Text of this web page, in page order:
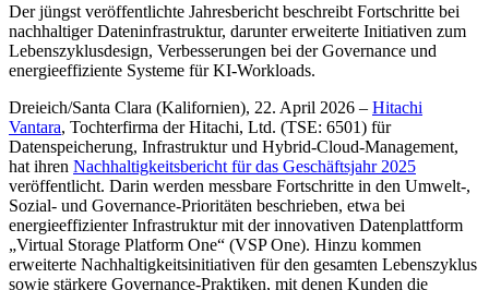
Der jüngst veröffentlichte Jahresbericht beschreibt Fortschritte bei
nachhaltiger Dateninfrastruktur, darunter erweiterte Initiativen zum
Lebenszyklusdesign, Verbesserungen bei der Governance und
energieeffiziente Systeme für KI-Workloads.
Dreieich/Santa Clara (Kalifornien), 22. April 2026 – Hitachi
Vantara, Tochterfirma der Hitachi, Ltd. (TSE: 6501) für
Datenspeicherung, Infrastruktur und Hybrid-Cloud-Management,
hat ihren Nachhaltigkeitsbericht für das Geschäftsjahr 2025
veröffentlicht. Darin werden messbare Fortschritte in den Umwelt-,
Sozial- und Governance-Prioritäten beschrieben, etwa bei
energieeffizienter Infrastruktur mit der innovativen Datenplattform
„Virtual Storage Platform One“ (VSP One). Hinzu kommen
erweiterte Nachhaltigkeitsinitiativen für den gesamten Lebenszyklus
sowie stärkere Governance-Praktiken, mit denen Kunden die